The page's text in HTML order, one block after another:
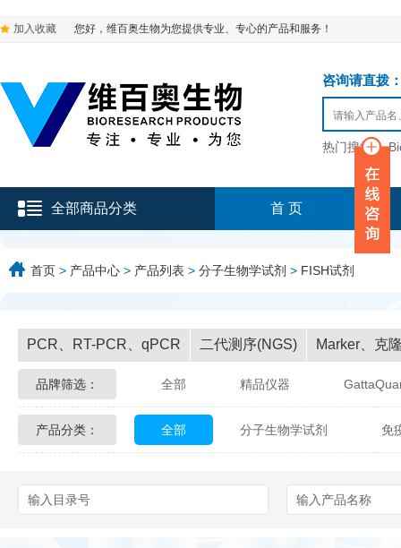
加入收藏 您好，维百奥生物为您提供专业、专心的产品和服务！
咨询请直拨
热门搜索：
全部商品分类 首 页
首页 > 产品中心 > 产品列表 > 分子生物学试剂 > FISH试剂
PCR、RT-PCR、qPCR 二代测序(NGS) Marker、克
品牌筛选： 全部 精品仪器
Glycon Biochem Sterlitech
产品分类： 全部 分子生物学试剂 免